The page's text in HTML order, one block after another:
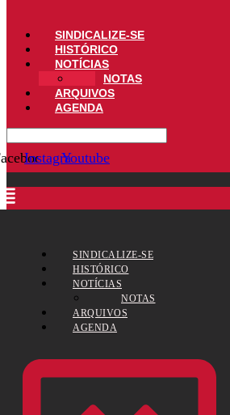
SINDICALIZE-SE
HISTÓRICO
NOTÍCIAS
NOTAS
ARQUIVOS
AGENDA
InstagramYoutube
SINDICALIZE-SE
HISTÓRICO
NOTÍCIAS
NOTAS
ARQUIVOS
AGENDA